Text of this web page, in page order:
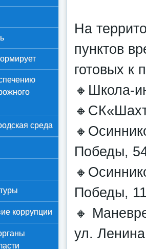
На
пунктов
готовых к
🔸Школа-
Победы,
Победы,
🔸
ул.
среда
коррупции